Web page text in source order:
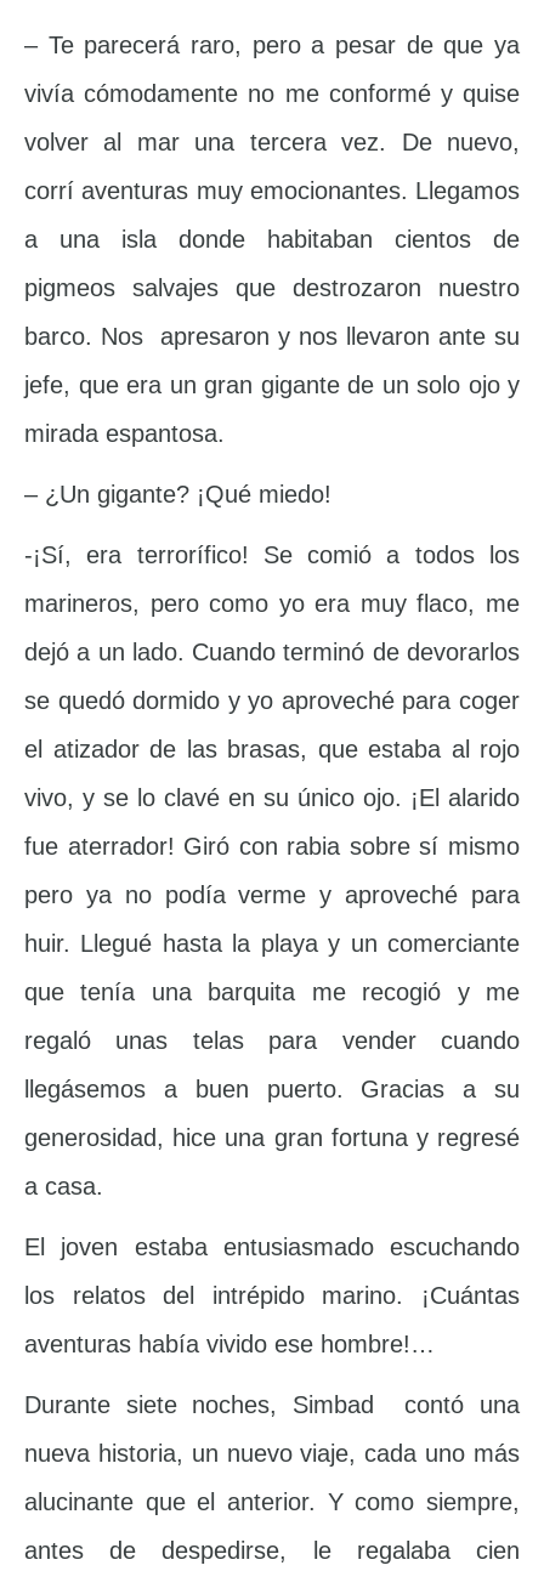
– Te parecerá raro, pero a pesar de que ya
vivía cómodamente no me conformé y quise
volver al mar una tercera vez. De nuevo,
corrí aventuras muy emocionantes. Llegamos
a una isla donde habitaban cientos de
pigmeos salvajes que destrozaron nuestro
barco. Nos apresaron y nos llevaron ante su
jefe, que era un gran gigante de un solo ojo y
mirada espantosa.
– ¿Un gigante? ¡Qué miedo!
-¡Sí, era terrorífico! Se comió a todos los
marineros, pero como yo era muy flaco, me
dejó a un lado. Cuando terminó de devorarlos
se quedó dormido y yo aproveché para coger
el atizador de las brasas, que estaba al rojo
vivo, y se lo clavé en su único ojo. ¡El alarido
fue aterrador! Giró con rabia sobre sí mismo
pero ya no podía verme y aproveché para
huir. Llegué hasta la playa y un comerciante
que tenía una barquita me recogió y me
regaló unas telas para vender cuando
llegásemos a buen puerto. Gracias a su
generosidad, hice una gran fortuna y regresé
a casa.
El joven estaba entusiasmado escuchando
los relatos del intrépido marino. ¡Cuántas
aventuras había vivido ese hombre!…
Durante siete noches, Simbad contó una
nueva historia, un nuevo viaje, cada uno más
alucinante que el anterior. Y como siempre,
antes de despedirse, le regalaba cien